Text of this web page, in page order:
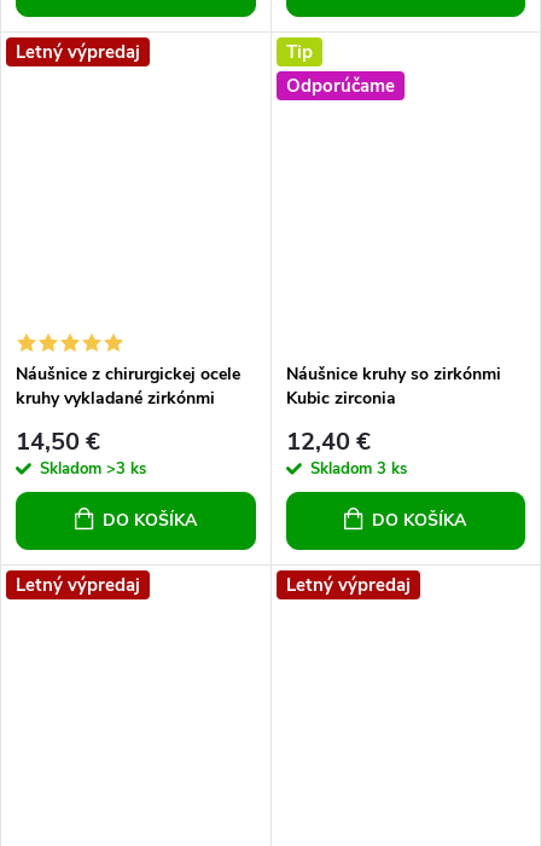
Letný výpredaj
Náušnice z chirurgickej ocele
kruhy vykladané zirkónmi
14,50 €
Skladom >3 ks
DO KOŠÍKA
Tip
Odporúčame
Náušnice kruhy so zirkónmi
Kubic zirconia
12,40 €
Skladom 3 ks
DO KOŠÍKA
Letný výpredaj Letný výpredaj